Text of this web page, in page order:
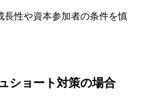
長性や資本参加者の条件を慎
ショート対策の場合